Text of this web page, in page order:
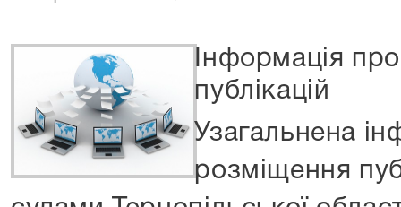
Інформація
публікацій
Узагальнена
розміщення